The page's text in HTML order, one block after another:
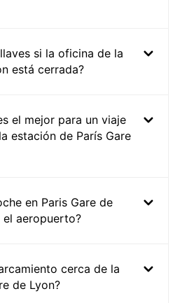
si la oficina de la
está cerrada?
el mejor para un viaje
estación de París Gare
en Paris Gare de
aeropuerto?
cerca de la
de Lyon?